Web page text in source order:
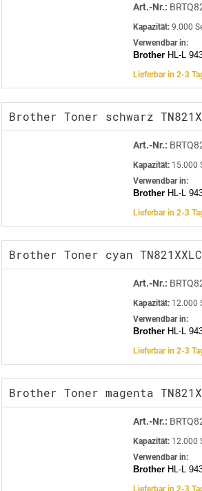
Art.-Nr.:
Kapazität: 9.000
Verwendbar in:
Brother HL-L
Lieferbar in 2-3
Brother Toner schwarz
Art.-Nr.:
Kapazität: 15.000
Verwendbar in:
Brother HL-L
Lieferbar in 2-3
Brother Toner cyan TN821XXLC
Art.-Nr.:
Kapazität: 12.000
Verwendbar in:
Brother HL-L
Lieferbar in 2-3
Brother Toner magenta
Art.-Nr.:
Kapazität: 12.000
Verwendbar in:
Brother HL-L
Lieferbar in 2-3